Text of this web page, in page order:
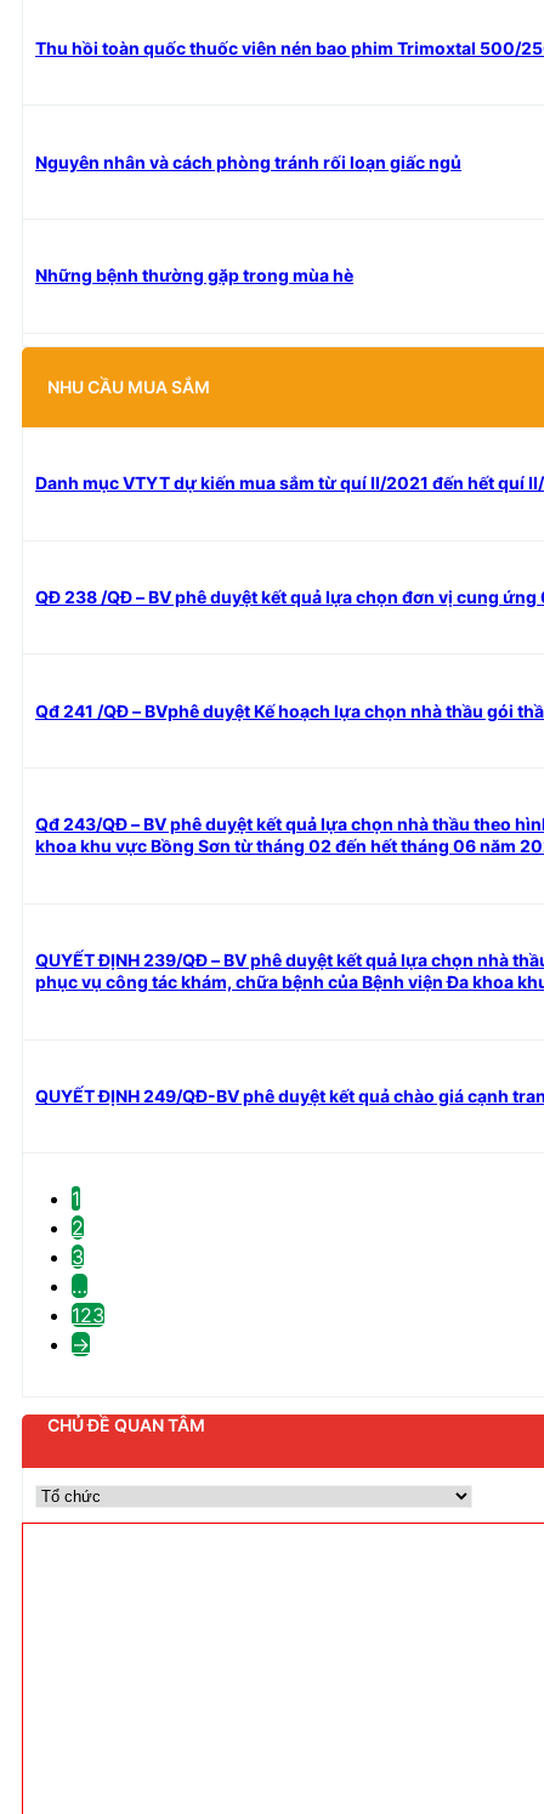
Thu hồi toàn quốc thuốc viên nén bao phim Trimoxtal 500/
Nguyên nhân và cách phòng tránh rối loạn giấc ngủ
Những bệnh thường gặp trong mùa hè
NHU CẦU MUA SẮM
Danh mục VTYT dự kiến mua sắm từ quí II/2021 đến hết quí
QĐ 238 /QĐ – BV phê duyệt kết quả lựa chọn đơn vị cung
Qđ 241 /QĐ – BVphê duyệt Kế hoạch lựa chọn nhà thầu gói
Qđ 243/QĐ – BV phê duyệt kết quả lựa chọn nhà thầu theo
khoa khu vực Bồng Sơn từ tháng 02 đến hết tháng 06 năm
QUYẾT ĐỊNH 239/QĐ – BV phê duyệt kết quả lựa chọn nhà
phục vụ công tác khám, chữa bệnh của Bệnh viện Đa khoa
QUYẾT ĐỊNH 249/QĐ-BV phê duyệt kết quả chào giá cạnh
1
2
3
…
123
→
CHỦ ĐỀ QUAN TÂM